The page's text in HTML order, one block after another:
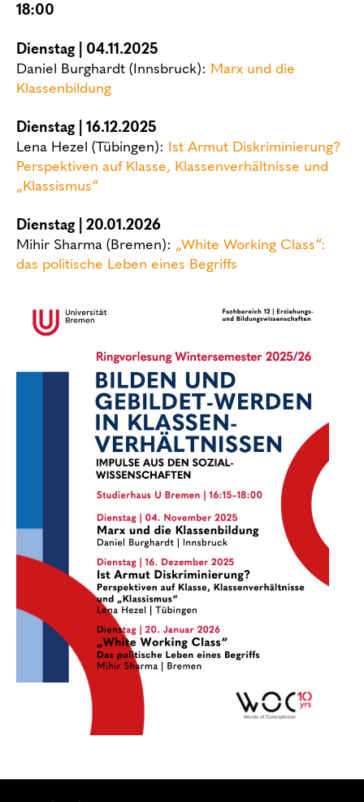
18:00
Dienstag | 04.11.2025
Daniel Burghardt (Innsbruck): Marx und die
Klassenbildung
Dienstag | 16.12.2025
Lena Hezel (Tübingen): Ist Armut Diskriminierung?
Perspektiven auf Klasse, Klassenverhältnisse und
„Klassismus“
Dienstag | 20.01.2026
Mihir Sharma (Bremen): „White Working Class“:
das politische Leben eines Begriffs